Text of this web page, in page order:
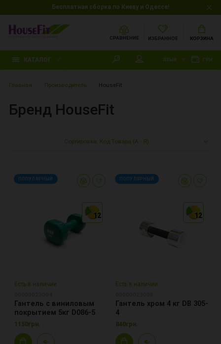
Бесплатная сборка по Киеву и Одессе!
СРАВНЕНИЕ ИЗБРАННОЕ КОРЗИНА
КАТАЛОГ ЯЗЫК ГРН.
Главная Производитель HouseFit
Бренд HouseFit
Сортировка: Код Товара (А - Я)
12
12
12
ПОПУЛЯРНЫЙ
Есть в наличии
Гантель с виниловым
покрытием 5кг D086-5
1150грн.
12
12
12
ПОПУЛЯРНЫЙ
Есть в наличии
Гантель хром 4 кг DB 305-
4
840грн.